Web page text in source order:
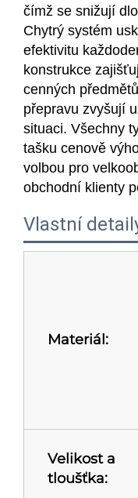
čímž se snižují
Chytrý systém
efektivitu
konstrukce
cenných
přepravu zvyšují
situaci. Všechny
tašku cenově
volbou pro
obchodní klienty
Vlastní
Materiál:
Velikost a
tloušťka: